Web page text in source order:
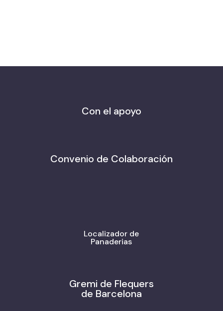
Con el apoyo
Convenio de Colaboración
Localizador de
Panaderias
Gremi de Flequers
de Barcelona